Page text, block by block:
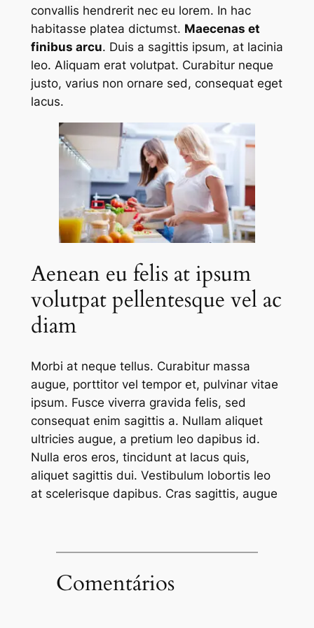
convallis hendrerit nec eu lorem. In hac
habitasse platea dictumst. Maecenas et
finibus arcu. Duis a sagittis ipsum, at lacinia
leo. Aliquam erat volutpat. Curabitur neque
justo, varius non ornare sed, consequat eget
lacus.
Aenean eu felis at ipsum
volutpat pellentesque vel ac
diam
Morbi at neque tellus. Curabitur massa
augue, porttitor vel tempor et, pulvinar vitae
ipsum. Fusce viverra gravida felis, sed
consequat enim sagittis a. Nullam aliquet
ultricies augue, a pretium leo dapibus id.
Nulla eros eros, tincidunt at lacus quis,
aliquet sagittis dui. Vestibulum lobortis leo
at scelerisque dapibus. Cras sagittis, augue
Comentários